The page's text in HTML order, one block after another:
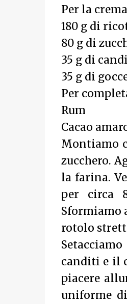
Per la
180 g di
80 g di
35 g di
35 g di
Per
Rum
Cacao
Montiamo
zucchero.
la farina.
per circa
Sformiamo
rotolo
canditi e il
piacere
uniforme